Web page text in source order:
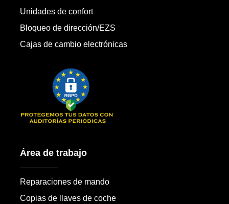
Unidades de confort
Bloqueo de dirección/EZS
Cajas de cambio electrónicas
Área de trabajo
Reparaciones de mando
Copias de llaves de coche